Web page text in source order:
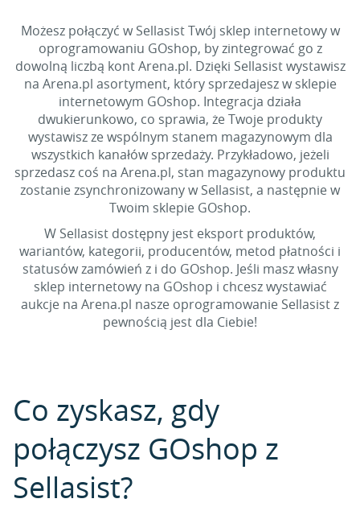
Możesz połączyć w Sellasist Twój sklep internetowy w
oprogramowaniu GOshop, by zintegrować go z
dowolną liczbą kont Arena.pl. Dzięki Sellasist wystawisz
na Arena.pl asortyment, który sprzedajesz w sklepie
internetowym GOshop. Integracja działa
dwukierunkowo, co sprawia, że Twoje produkty
wystawisz ze wspólnym stanem magazynowym dla
wszystkich kanałów sprzedaży. Przykładowo, jeżeli
sprzedasz coś na Arena.pl, stan magazynowy produktu
zostanie zsynchronizowany w Sellasist, a następnie w
Twoim sklepie GOshop.
W Sellasist dostępny jest eksport produktów,
wariantów, kategorii, producentów, metod płatności i
statusów zamówień z i do GOshop. Jeśli masz własny
sklep internetowy na GOshop i chcesz wystawiać
aukcje na Arena.pl nasze oprogramowanie Sellasist z
pewnością jest dla Ciebie!
Co zyskasz, gdy
połączysz GOshop z
Sellasist?